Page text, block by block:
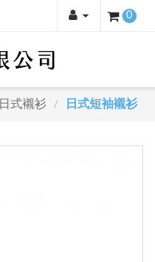
0
日式襯衫 / 日式短袖襯衫